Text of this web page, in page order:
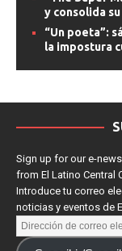
“The Super
y consolida
“Un poeta”:
la impostura
Sign up for our e-
from El Latino Central
Introduce tu correo
noticias y eventos de